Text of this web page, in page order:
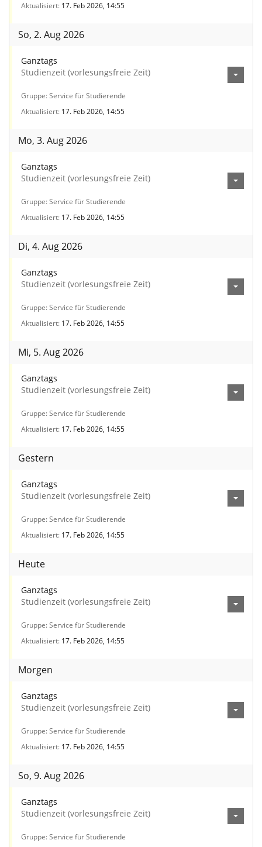
Aktualisiert 17. Feb 2026, 14:55
So, 2. Aug 2026
Ganztags
Studienzeit (vorlesungsfreie Zeit)
Gruppe Service für Studierende
Aktualisiert 17. Feb 2026, 14:55
Mo, 3. Aug 2026
Ganztags
Studienzeit (vorlesungsfreie Zeit)
Gruppe Service für Studierende
Aktualisiert 17. Feb 2026, 14:55
Di, 4. Aug 2026
Ganztags
Studienzeit (vorlesungsfreie Zeit)
Gruppe Service für Studierende
Aktualisiert 17. Feb 2026, 14:55
Mi, 5. Aug 2026
Ganztags
Studienzeit (vorlesungsfreie Zeit)
Gruppe Service für Studierende
Aktualisiert 17. Feb 2026, 14:55
Gestern
Ganztags
Studienzeit (vorlesungsfreie Zeit)
Gruppe Service für Studierende
Aktualisiert 17. Feb 2026, 14:55
Heute
Ganztags
Studienzeit (vorlesungsfreie Zeit)
Gruppe Service für Studierende
Aktualisiert 17. Feb 2026, 14:55
Morgen
Ganztags
Studienzeit (vorlesungsfreie Zeit)
Gruppe Service für Studierende
Aktualisiert 17. Feb 2026, 14:55
So, 9. Aug 2026
Ganztags
Studienzeit (vorlesungsfreie Zeit)
Gruppe Service für Studierende